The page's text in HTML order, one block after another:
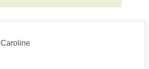
Caroline